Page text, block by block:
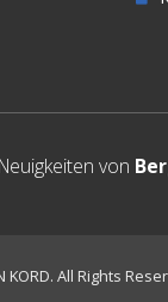
von
KORD. All Rights